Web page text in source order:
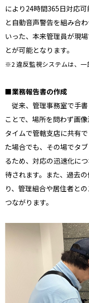
により24時間365日対応
と自動音声警告を組み合
いった、本来管理員が現
とが可能となります。
※2 違反監視システムは、一
■業務報告書の作成
従来、管理事務室で手
ことで、場所を問わず画
タイムで管轄支店に共有
た場合でも、その場でタ
るため、対応の迅速化に
待されます。また、過去
り、管理組合や居住者と
つながります。